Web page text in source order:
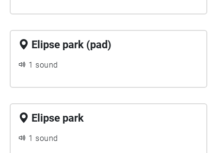
Elipse park (pad)
1 sound
Elipse park
1 sound